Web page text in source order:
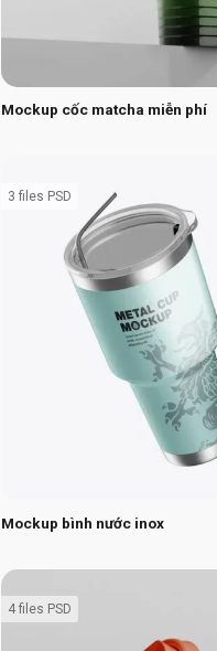
Mockup cốc matcha miễn phí
Mockup bình nước inox
3 files PSD
4 files PSD